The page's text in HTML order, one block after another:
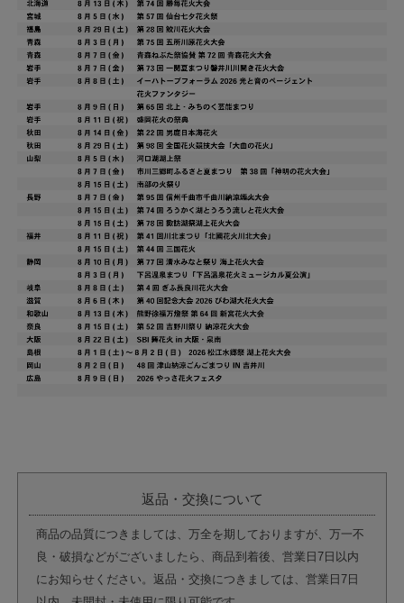
返品・交換について
商品の品質につきましては、万全を期しておりますが、万一不
良・破損などがございましたら、商品到着後、営業日7日以内
にお知らせください。返品・交換につきましては、営業日7日